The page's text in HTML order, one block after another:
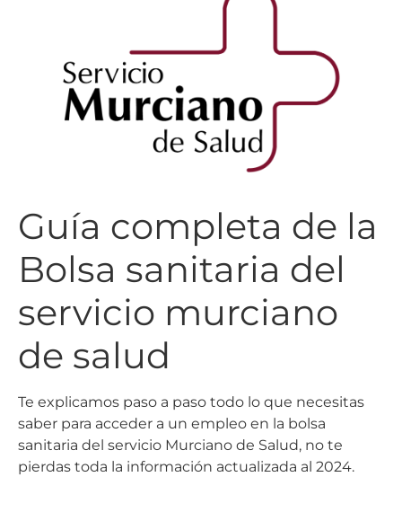
Guía completa de la
Bolsa sanitaria del
servicio murciano
de salud
Te explicamos paso a paso todo lo que necesitas
saber para acceder a un empleo en la bolsa
sanitaria del servicio Murciano de Salud, no te
pierdas toda la información actualizada al 2024.